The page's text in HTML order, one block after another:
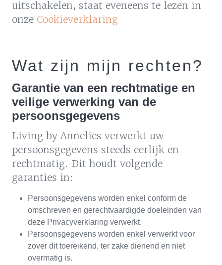
uitschakelen, staat eveneens te lezen in
onze Cookieverklaring
Wat zijn mijn rechten?
Garantie van een rechtmatige en
veilige verwerking van de
persoonsgegevens
Living by Annelies verwerkt uw
persoonsgegevens steeds eerlijk en
rechtmatig. Dit houdt volgende
garanties in:
Persoonsgegevens worden enkel conform de
omschreven en gerechtvaardigde doeleinden van
deze Privacyverklaring verwerkt.
Persoonsgegevens worden enkel verwerkt voor
zover dit toereikend, ter zake dienend en niet
overmatig is.